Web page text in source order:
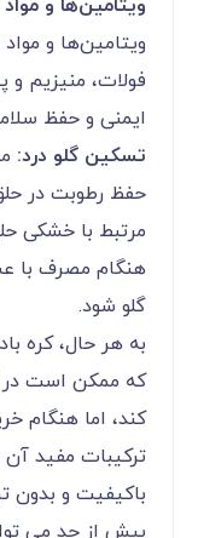
ویتامین‌ها و
فولات، منیزیم
ایمنی و حفظ
تسکین گلو درد:
حفظ رطوبت در
مرتبط با خشکی
هنگام مصرف با
گلو شود.
به هر حال، کره
که ممکن است در
کند، اما هنگام
ترکیبات مفید
باکیفیت و بدون
بیش از حد می